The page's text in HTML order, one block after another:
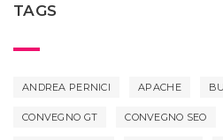
TAGS
ANDREA PERNICI APACHE
CONVEGNO GT CONVEGNO SEO